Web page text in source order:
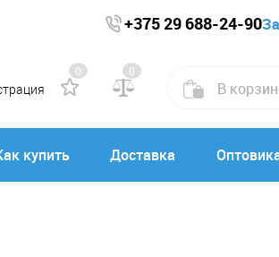
+375 29 688-24-90
0 0
В
купить Доставка